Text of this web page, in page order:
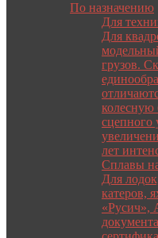
По назначению
Для
Для
грузов.
колесную
сцепного
лет
Сплавы
Для
катеров,
«Русич»,